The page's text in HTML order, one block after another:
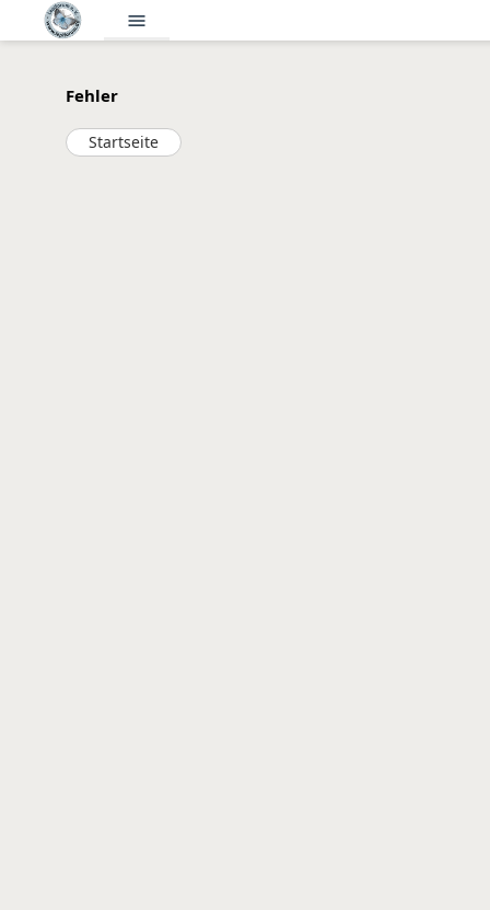
menu
Fehler
Startseite